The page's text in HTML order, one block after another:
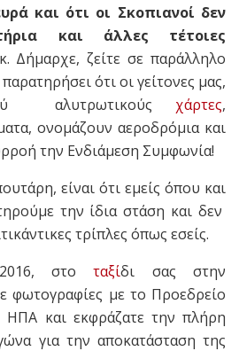
και ότι οι Σκοπιανοί δεν
και άλλες τέτοιες
Δήμαρχε, ζείτε σε παράλληλο
ότι οι γείτονες μας,
αλυτρωτικούς χάρτες,
ονομάζουν αεροδρόμια και
την Ενδιάμεση Συμφωνία!
είναι ότι εμείς όπου και
την ίδια στάση και δεν
τρίπλες όπως εσείς.
2016, στοταξίδι σας στην
φωτογραφίες με το Προεδρείο
ΗΠΑ και εκφράζατε την πλήρη
για την αποκατάσταση της